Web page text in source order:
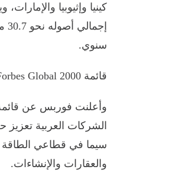
سنوي.
قائمة Forbes Global 2000
الشركات العربية
سيما في قطاعي الطاقة
والعقارات والإنشاءات.